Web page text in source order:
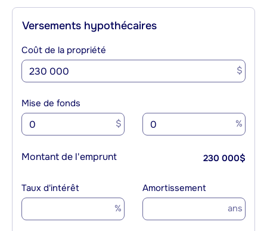
Versements hypothécaires
Coût de la propriété
$
Mise de fonds
$ %
Montant de l'emprunt 230 000$
Taux d'intérêt
%
Amortissement
ans